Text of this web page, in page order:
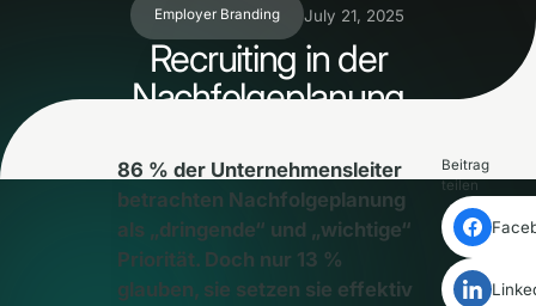
Employer Branding July 21, 2025
Recruiting in der
Nachfolgeplanung
Beitrag
teilen
86 % der Unternehmensleiter
betrachten Nachfolgeplanung
als „dringende“ und „wichtige“
Priorität. Doch nur 13 %
glauben, sie setzen sie effektiv